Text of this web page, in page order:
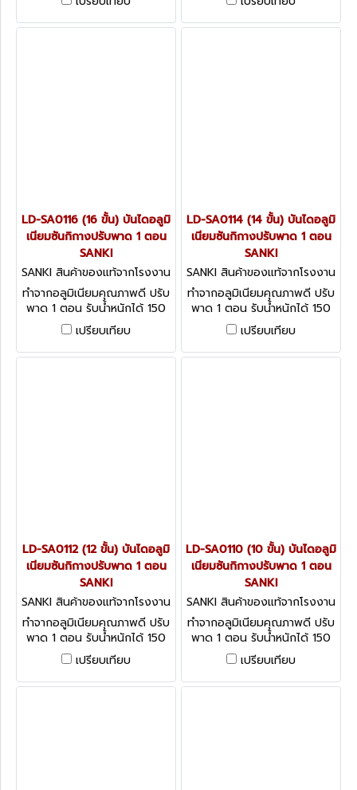
LD-SA0116 (16 ขั้น) บันไดอลูมิ
เนียมซันกิกางปรับพาด 1 ตอน
SANKI
SANKI สินค้าของแท้จากโรงงาน
ผู้ผลิต LD-SA0116
ทำจากอลูมิเนียมคุณภาพดี ปรับ
พาด 1 ตอน รับน้ำหนักได้ 150
กก.
เปรียบเทียบ
LD-SA0114 (14 ขั้น) บันไดอลูมิ
เนียมซันกิกางปรับพาด 1 ตอน
SANKI
SANKI สินค้าของแท้จากโรงงาน
ผู้ผลิต LD-SA0114
ทำจากอลูมิเนียมคุณภาพดี ปรับ
พาด 1 ตอน รับน้ำหนักได้ 150
กก.
เปรียบเทียบ
LD-SA0112 (12 ขั้น) บันไดอลูมิ
เนียมซันกิกางปรับพาด 1 ตอน
SANKI
SANKI สินค้าของแท้จากโรงงาน
ผู้ผลิต LD-SA0112
ทำจากอลูมิเนียมคุณภาพดี ปรับ
พาด 1 ตอน รับน้ำหนักได้ 150
กก.
เปรียบเทียบ
LD-SA0110 (10 ขั้น) บันไดอลูมิ
เนียมซันกิกางปรับพาด 1 ตอน
SANKI
SANKI สินค้าของแท้จากโรงงาน
ผู้ผลิต LD-SA0110
ทำจากอลูมิเนียมคุณภาพดี ปรับ
พาด 1 ตอน รับน้ำหนักได้ 150
กก.
เปรียบเทียบ